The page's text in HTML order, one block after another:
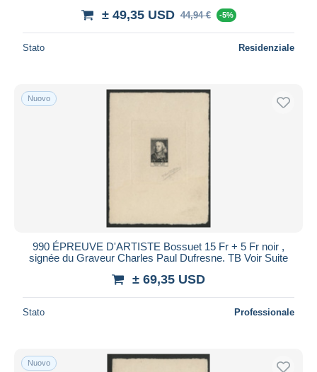
± 49,35 USD 44,94 € -5%
Stato Residenziale
Nuovo
990 ÉPREUVE D'ARTISTE Bossuet 15 Fr + 5 Fr noir ,
signée du Graveur Charles Paul Dufresne. TB Voir Suite
± 69,35 USD
Stato Professionale
Nuovo